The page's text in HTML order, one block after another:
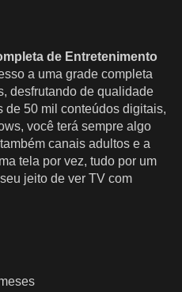
de Entretenimento
a uma grade completa
desfrutando de qualidade
de 50 mil conteúdos digitais,
você terá sempre algo
canais adultos e a
tela por vez, tudo por um
jeito de ver TV com